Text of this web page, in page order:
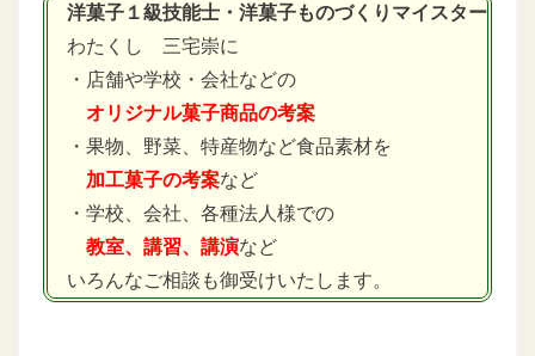
洋菓子１級技能士・洋菓子ものづくりマイスター
わたくし 三宅崇に
・店舗や学校・会社などの
オリジナル菓子商品の考案
・果物、野菜、特産物など食品素材を
加工菓子の考案など
・学校、会社、各種法人様での
教室、講習、講演など
いろんなご相談も御受けいたします。